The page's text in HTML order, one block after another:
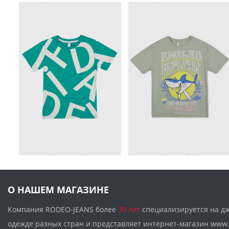
О НАШЕМ МАГАЗИНЕ
Компания RODEO-JEANS более 30 лет специализируется на
одежде разных стран и представляет интернет-магазин